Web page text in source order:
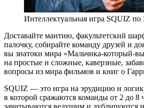
Интеллектуальная игра SQUIZ по
Доставайте мантию, факультетский
палочку, собирайте команду друзей и
вы знатоки мира «Мальчика-который-
на простые и сложные, каверзные,
вопросы из мира фильмов и книг о
SQUIZ — это игра на эрудицию и
в которой сражаются команды от 2 до 8
зачитываются ведущим и дублируются